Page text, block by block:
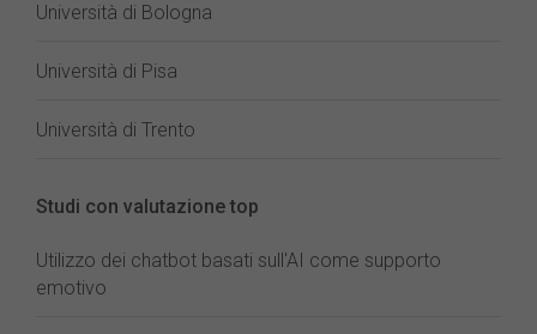
Università di Bologna
Università di Pisa
Università di Trento
Studi con valutazione top
Utilizzo dei chatbot basati sull'AI come supporto
emotivo